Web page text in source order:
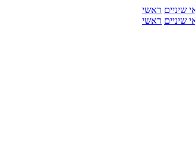
שיניים ראשי
שיניים ראשי